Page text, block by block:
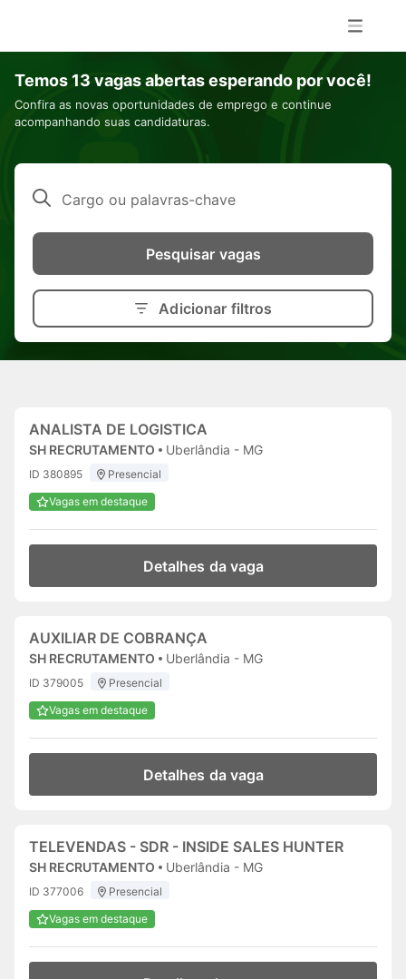
Temos 13 vagas abertas esperando por você!
Confira as novas oportunidades de emprego e continue
acompanhando suas candidaturas.
Cargo ou palavras-chave
Pesquisar vagas
Adicionar filtros
ANALISTA DE LOGISTICA
SH RECRUTAMENTO Uberlândia - MG
ID 380895
Presencial
Vagas em destaque
Detalhes da vaga
AUXILIAR DE COBRANÇA
SH RECRUTAMENTO Uberlândia - MG
ID 379005
Presencial
Vagas em destaque
Detalhes da vaga
TELEVENDAS - SDR - INSIDE SALES HUNTER
SH RECRUTAMENTO Uberlândia - MG
ID 377006
Presencial
Vagas em destaque